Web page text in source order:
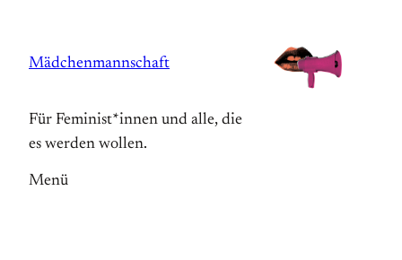
springen
Mädchenmannschaft
Für Feminist*innen und alle, die
es werden wollen.
Menü